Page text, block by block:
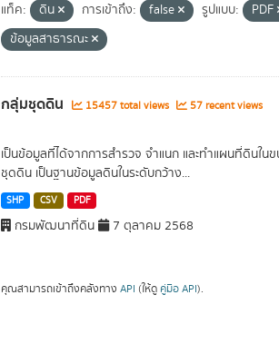
แท็ค: ดิน การเข้าถึง: false รูปแบบ: PDF
ข้อมูลสาธารณะ
กลุ่มชุดดิน 15457 total views 57 recent views
เป็นข้อมูลที่ได้จากการสำรวจ จำแนก และทำแผนที่ดิน
ชุดดิน เป็นฐานข้อมูลดินในระดับกว้าง...
SHP CSV PDF
กรมพัฒนาที่ดิน 7 ตุลาคม 2568
คุณสามารถเข้าถึงคลังทาง API (ให้ดู คู่มือ API).